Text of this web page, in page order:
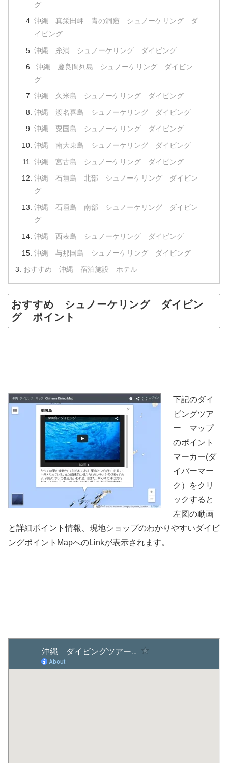
グ
沖縄 真栄田岬 青の洞窟 シュノーケリング ダ
イビング
沖縄 糸満 シュノーケリング ダイビング
沖縄 慶良間列島 シュノーケリング ダイビン
グ
沖縄 久米島 シュノーケリング ダイビング
沖縄 渡名喜島 シュノーケリング ダイビング
沖縄 粟国島 シュノーケリング ダイビング
沖縄 南大東島 シュノーケリング ダイビング
沖縄 宮古島 シュノーケリング ダイビング
沖縄 石垣島 北部 シュノーケリング ダイビン
グ
沖縄 石垣島 南部 シュノーケリング ダイビン
グ
沖縄 西表島 シュノーケリング ダイビング
沖縄 与那国島 シュノーケリング ダイビング
おすすめ 沖縄 宿泊施設 ホテル
おすすめ シュノーケリング ダイビン
グ ポイント
下記のダイ
ビングツア
ー マップ
のポイント
マーカー(ダ
イバーマー
ク）をクリ
ックすると
左図の動画
と詳細ポイント情報、現地ショップのわかりやすいダイビ
ングポイントMapへのLinkが表示されます。